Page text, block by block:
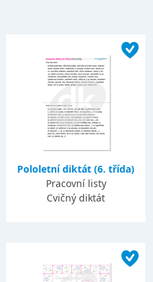
Pololetní diktát (6. třída)
Pracovní listy
Cvičný diktát